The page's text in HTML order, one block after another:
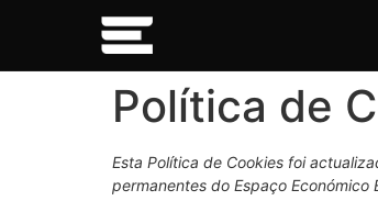
Política de
Esta Política de Cookies foi
permanentes do Espaço Económico